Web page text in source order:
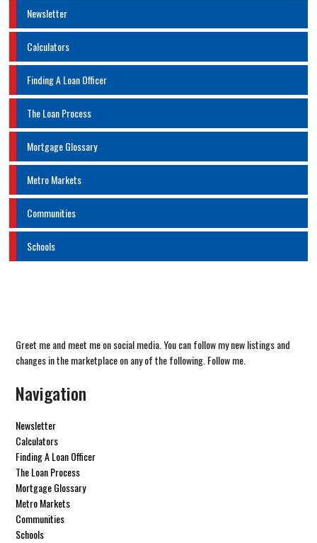
Newsletter
Calculators
Finding A Loan Officer
The Loan Process
Mortgage Glossary
Metro Markets
Communities
Schools
Greet me and meet me on social media. You can follow my new listings and
changes in the marketplace on any of the following. Follow me.
Navigation
Newsletter
Calculators
Finding A Loan Officer
The Loan Process
Mortgage Glossary
Metro Markets
Communities
Schools